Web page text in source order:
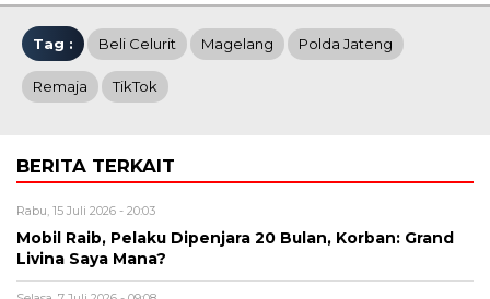
Tag : Beli Celurit Magelang Polda Jateng
Remaja TikTok
BERITA TERKAIT
Rabu, 15 Juli 2026 - 20:03
Mobil Raib, Pelaku Dipenjara 20 Bulan, Korban: Grand
Livina Saya Mana?